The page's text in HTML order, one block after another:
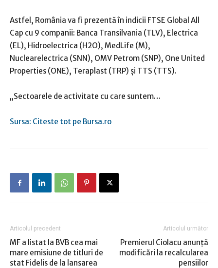
Astfel, România va fi prezentă în indicii FTSE Global All
Cap cu 9 companii: Banca Transilvania (TLV), Electrica
(EL), Hidroelectrica (H2O), MedLife (M),
Nuclearelectrica (SNN), OMV Petrom (SNP), One United
Properties (ONE), Teraplast (TRP) şi TTS (TTS).
„Sectoarele de activitate cu care suntem…
Sursa: Citeste tot pe Bursa.ro
Articolul precedent
MF a listat la BVB cea mai
mare emisiune de titluri de
stat Fidelis de la lansarea
Articolul următor
Premierul Ciolacu anunță
modificări la recalcularea
pensiilor